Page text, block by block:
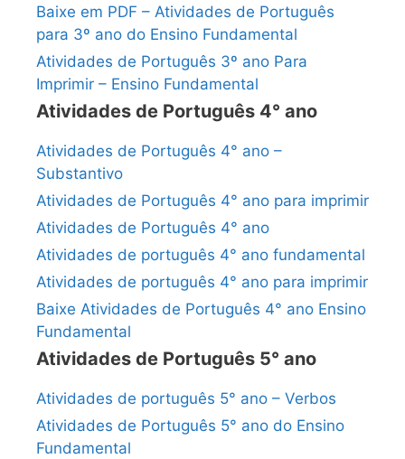
Baixe em PDF – Atividades de Português
para 3º ano do Ensino Fundamental
Atividades de Português 3º ano Para
Imprimir – Ensino Fundamental
Atividades de Português 4° ano
Atividades de Português 4° ano –
Substantivo
Atividades de Português 4° ano para imprimir
Atividades de Português 4° ano
Atividades de português 4° ano fundamental
Atividades de português 4° ano para imprimir
Baixe Atividades de Português 4° ano Ensino
Fundamental
Atividades de Português 5° ano
Atividades de português 5° ano – Verbos
Atividades de Português 5° ano do Ensino
Fundamental